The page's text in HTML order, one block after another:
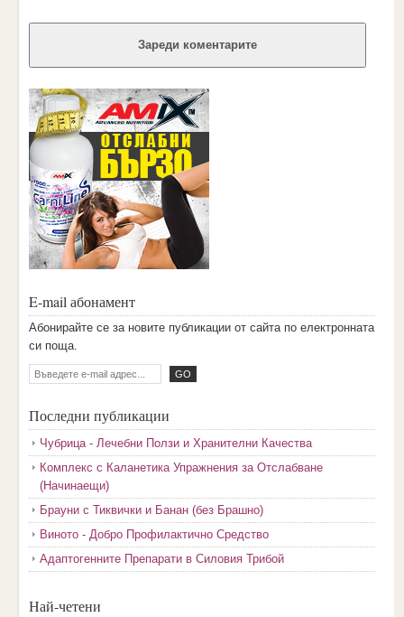
Зареди коментарите
E-mail абонамент
Aбoниpaйтe ce зa нoвитe пyбликaции oт caйтa пo eлeктpoннaтa
cи пoщa.
Последни публикации
Чубрица - Лечебни Ползи и Хранителни Качества
Комплекс с Каланетика Упражнения за Отслабване
(Начинаещи)
Брауни с Тиквички и Банан (без Брашно)
Виното - Добро Профилактично Средство
Адаптогенните Препарати в Силовия Трибой
Най-четени